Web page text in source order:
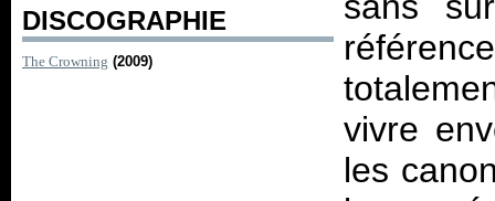
DISCOGRAPHIE
The Crowning (2009)
vivre
les